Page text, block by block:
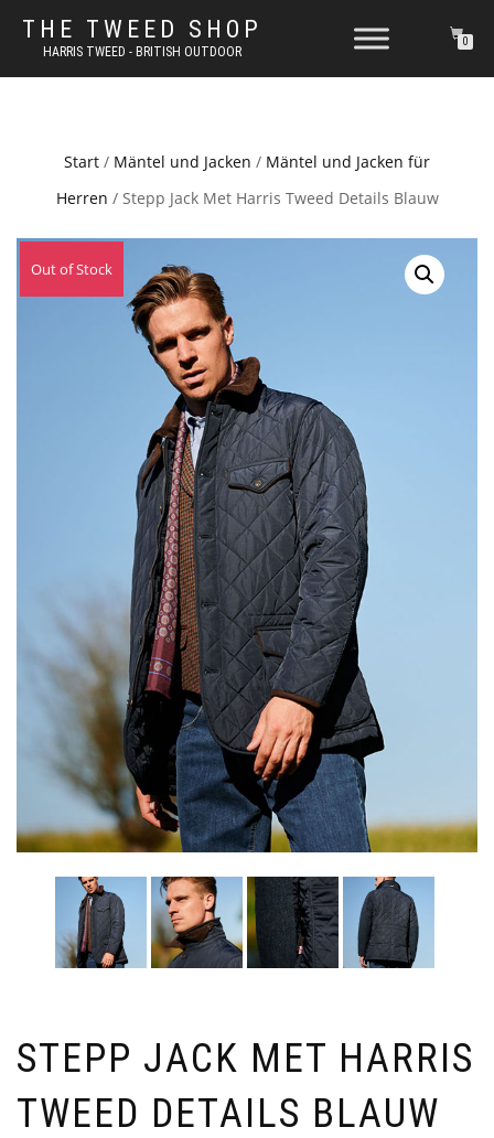
THE TWEED SHOP
HARRIS TWEED - BRITISH OUTDOOR
0
Start / Mäntel und Jacken / Mäntel und Jacken für
Herren / Stepp Jack Met Harris Tweed Details Blauw
Out of Stock
STEPP JACK MET HARRIS
TWEED DETAILS BLAUW